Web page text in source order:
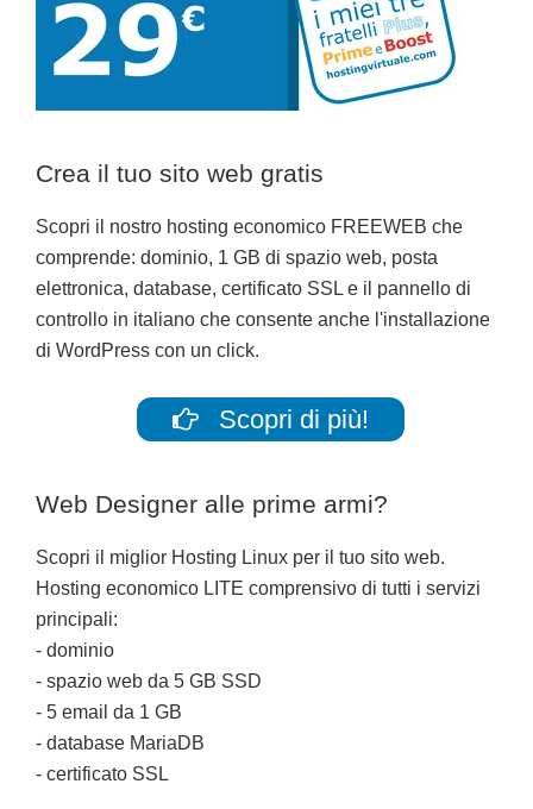
Crea il tuo sito web gratis
Scopri il nostro hosting economico FREEWEB che
comprende: dominio, 1 GB di spazio web, posta
elettronica, database, certificato SSL e il pannello di
controllo in italiano che consente anche l'installazione
di WordPress con un click.
Scopri di più!
Web Designer alle prime armi?
Scopri il miglior Hosting Linux per il tuo sito web.
Hosting economico LITE comprensivo di tutti i servizi
principali:
- dominio
- spazio web da 5 GB SSD
- 5 email da 1 GB
- database MariaDB
- certificato SSL